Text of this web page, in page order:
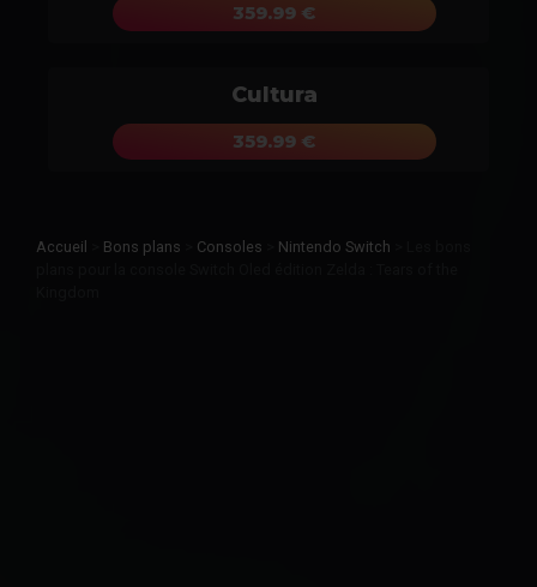
359.99 €
Cultura
359.99 €
Accueil Bons plans Consoles Nintendo Switch